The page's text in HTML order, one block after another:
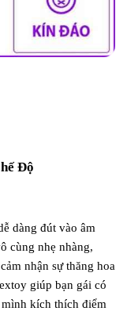
Độ
dàng đút vào âm
cùng nhẹ nhàng,
nhận sự thăng hoa
giúp bạn gái có
kích thích điểm